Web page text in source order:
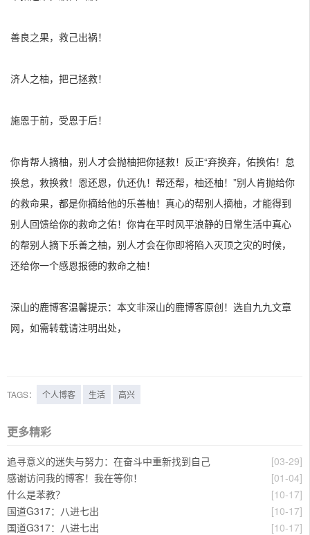
善良之果，救己出祸！
济人之柚，把己拯救！
施恩于前，受恩于后！
你肯帮人摘柚，别人才会抛柚把你拯救！反正“弃换弃，佑换佑！怠
换怠，救换救！恩还恩，仇还仇！帮还帮，柚还柚！”别人肯抛给你
的救命果，都是你摘给他的乐善柚！真心的帮别人摘柚，才能得到
别人回馈给你的救命之佑！你肯在平时风平浪静的日常生活中真心
的帮别人摘下乐善之柚，别人才会在你即将陷入灭顶之灾的时候，
还给你一个感恩报德的救命之柚！
深山的鹿博客温馨提示：本文非深山的鹿博客原创！选自九九文章
网，如需转载请注明出处，
TAGS： 个人博客 生活 高兴
更多精彩
[03-29]
追寻意义的迷失与努力：在奋斗中重新找到自己
[01-04]
感谢访问我的博客！我在等你！
[10-17]
什么是苯教？
[10-17]
国道G317：八进七出
[10-17]
国道G317：八进七出